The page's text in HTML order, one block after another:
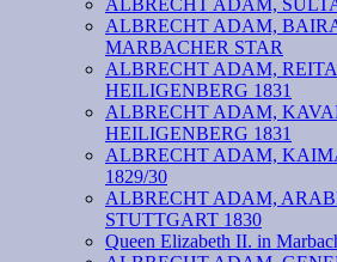
ALBRECHT ADAM,
MARBACHER STAR
ALBRECHT ADAM,
HEILIGENBERG 1831
ALBRECHT ADAM,
HEILIGENBERG 1831
ALBRECHT ADAM,
1829/30
ALBRECHT ADAM,
STUTTGART 1830
Queen Elizabeth II. in